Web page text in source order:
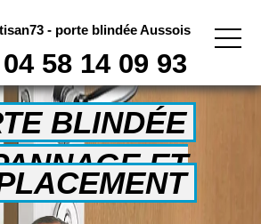
- porte blindée Aussois
04 58 14 09 93
BLINDÉE
ET